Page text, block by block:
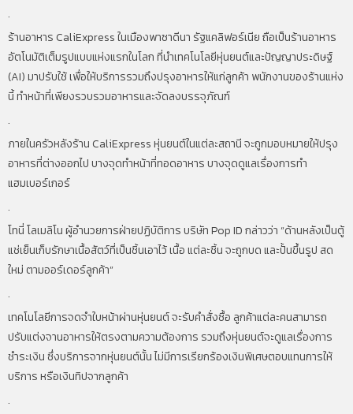
.
ร้านอาหาร CaliExpress ในเมืองพาซาดีนา รัฐแคลิฟอร์เนีย ถือเป็นร้านอาหาร
อัตโนมัติเต็มรูปแบบแห่งแรกในโลก ที่นำเทคโนโลยีหุ่นยนต์และปัญญาประดิษฐ์
(AI) มาปรับใช้ เพื่อให้บริการรวมถึงปรุงอาหารให้แก่ลูกค้า พนักงานของร้านแห่ง
นี้ ทำหน้าที่เพียงรวบรวมอาหารและจัดลงบรรจุภัณฑ์
.
ภายในครัวหลังร้าน CaliExpress หุ่นยนต์ในแต่ละสถานี จะถูกมอบหมายให้ปรุง
อาหารที่ต่างออกไป บางจุดทำหน้าที่ทอดอาหาร บางจุดดูแลเรื่องการทำ
แฮมเบอร์เกอร์
.
โทนี่ โลเมลิโน ผู้อำนวยการฝ่ายปฏิบัติการ บริษัท Pop ID กล่าวว่า “ด้านหลังเป็นตู้
แช่เย็นเก็บรักษาเนื้อสัตว์ที่เป็นชิ้นเอาไว้ เนื้อ แต่ละชิ้น จะถูกบด และปั้นขึ้นรูป สด
ใหม่ ตามออร์เดอร์ลูกค้า”
.
เทคโนโลยีการจดจำใบหน้าผ่านหุ่นยนต์ จะรับคำสั่งซื้อ ลูกค้าแต่ละคนสามารถ
ปรับแต่งจานอาหารให้ตรงตามความต้องการ รวมถึงหุ่นยนต์จะดูแลเรื่องการ
ชำระเงิน ซึ่งบริการจากหุ่นยนต์นั้น ไม่มีการเรียกร้องเงินพิเศษตอบแทนการให้
บริการ หรือเงินทิปจากลูกค้า
.